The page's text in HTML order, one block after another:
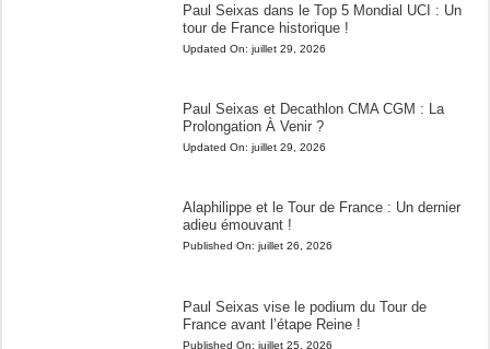
Paul Seixas dans le Top 5 Mondial UCI : Un
tour de France historique !
Updated On: juillet 29, 2026
Paul Seixas et Decathlon CMA CGM : La
Prolongation À Venir ?
Updated On: juillet 29, 2026
Alaphilippe et le Tour de France : Un dernier
adieu émouvant !
Published On: juillet 26, 2026
Paul Seixas vise le podium du Tour de
France avant l’étape Reine !
Published On: juillet 25, 2026